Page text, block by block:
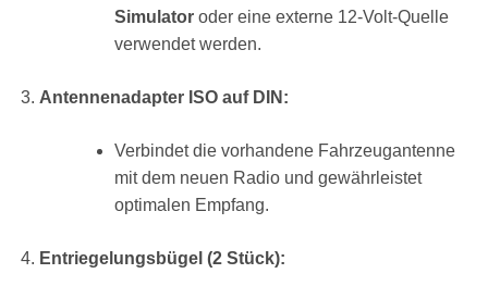
Simulatoroder eine externe 12-Volt-Quelle
verwendet werden.
Antennenadapter ISO auf DIN:
Verbindet die vorhandene Fahrzeugantenne
mit dem neuen Radio und gewährleistet
optimalen Empfang.
Entriegelungsbügel (2 Stück):